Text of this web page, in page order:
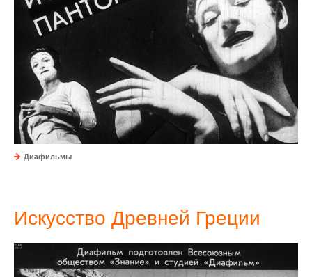
Диафильмы
Искусство Древней Греции